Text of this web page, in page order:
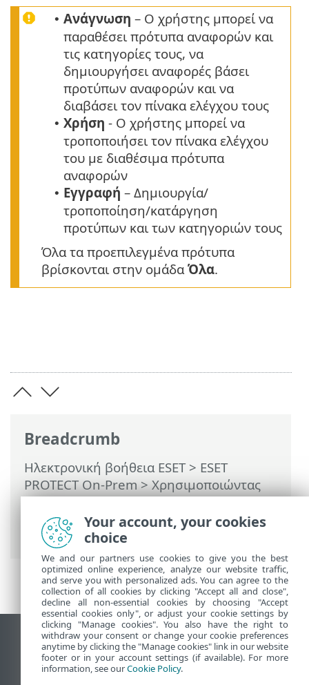
Breadcrumb
Ηλεκτρονική βοήθεια ESET> ESET
PROTECT On-Prem>Χρησιμοποιώντας
το ESET PROTECT On-Prem>ESET
PROTECT On-Prem Κύριο μενού >
Αναφορές
• Ανάγνωση – Ο χρήστης μπορεί να
παραθέσει πρότυπα αναφορών και
τις κατηγορίες τους, να
δημιουργήσει αναφορές βάσει
προτύπων αναφορών και να
διαβάσει τον πίνακα ελέγχου τους
• Χρήση - Ο χρήστης μπορεί να
τροποποιήσει τον πίνακα ελέγχου
του με διαθέσιμα πρότυπα
αναφορών
• Εγγραφή – Δημιουργία/
τροποποίηση/κατάργηση
προτύπων και των κατηγοριών τους
Όλα τα προεπιλεγμένα πρότυπα
βρίσκονται στην ομάδα Όλα.
Προβολή ιστότοπου επιφάνειας εργασίας
End of Life
Γνωσιακή βάση ESET
Your account, your cookies
choice
We and our partners use cookies to give you the best
optimized online experience, analyze our website traffic,
and serve you with personalized ads. You can agree to the
collection of all cookies by clicking "Accept all and close",
decline all non-essential cookies by choosing "Accept
essential cookies only", or adjust your cookie settings by
clicking "Manage cookies". You also have the right to
withdraw your consent or change your cookie preferences
anytime by clicking the "Manage cookies" link in our website
footer or in your account settings (if available). For more
information, see ourCookie Policy.